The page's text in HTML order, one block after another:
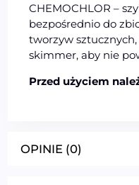
CHEMOCHLOR –
bezpośrednio do
tworzyw
skimmer, aby nie
Przed użyciem
OPINIE (0)